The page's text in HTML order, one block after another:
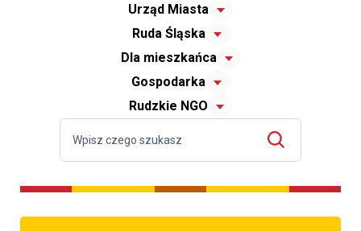
Urząd Miasta
Ruda Śląska
Dla mieszkańca
Gospodarka
Rudzkie NGO